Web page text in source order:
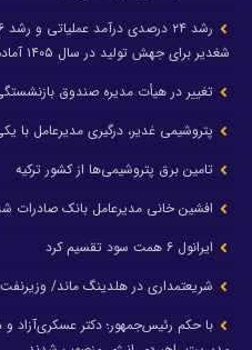
شغدیر برای جهش تولید در سال ۱۴۰۵ آماده شد
تغییر در هیأت مدیره صندوق
پتروشیمی غدیر، درگیری مدیرعامل با
تامین برق پتروشیمی‌ها از کشور ترکیه
افشین خانی مدیرعامل بانک صادرات
ایرانول ۶ همت سود تقسیم کرد
شریعتمداری در هلدینگ ماند/ وزیرنفت
با حکم رئیس‌جمهور؛ دکتر عسکری‌آزاد